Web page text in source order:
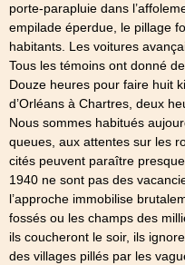
porte-parapluie dans
empilade éperdue, le pillage
habitants. Les voitures
Tous les témoins ont donné
Douze heures pour faire huit
d’Orléans à Chartres, deux
Nous sommes habitués
queues, aux attentes sur les
cités peuvent paraître
1940 ne sont pas des
l’approche immobilise
fossés ou les champs des
ils coucheront le soir, ils
des villages pillés par les